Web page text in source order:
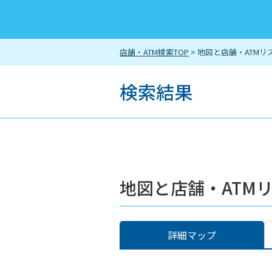
店舗・ATM検索TOP > 地図と店舗・ATMリ
検索結果
地図と店舗・ATM
詳細マップ